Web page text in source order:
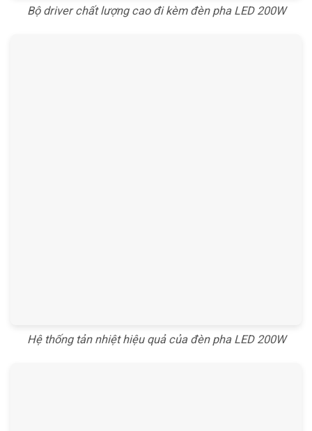
Bộ driver chất lượng cao đi kèm đèn pha LED 200W
Hệ thống tản nhiệt hiệu quả của đèn pha LED 200W